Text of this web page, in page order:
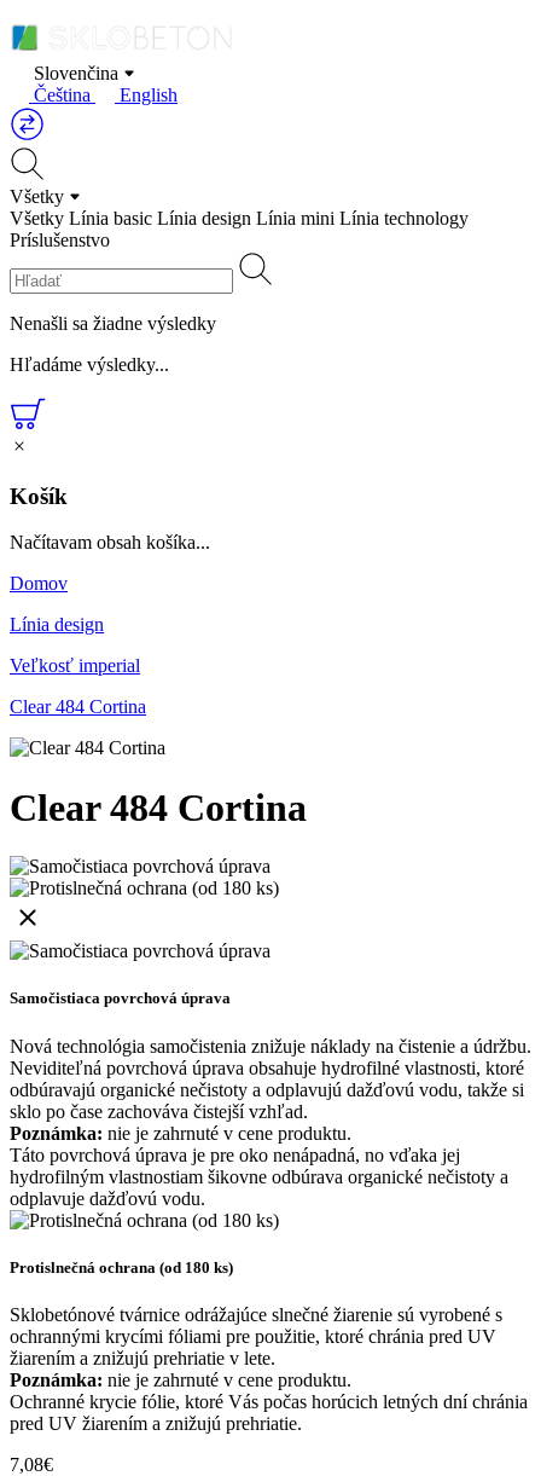
Slovenčina
Čeština
English
Všetky
Všetky Línia basic Línia design Línia mini Línia technology
Príslušenstvo
Nenašli sa žiadne výsledky
Hľadáme výsledky...
Košík
Načítavam obsah košíka...
Domov
Línia design
Veľkosť imperial
Clear 484 Cortina
Clear 484 Cortina
Samočistiaca povrchová úprava
Nová technológia samočistenia znižuje náklady na čistenie a údržbu.
Neviditeľná povrchová úprava obsahuje hydrofilné vlastnosti, ktoré
odbúravajú organické nečistoty a odplavujú dažďovú vodu, takže si
sklo po čase zachováva čistejší vzhľad.
Poznámka: nie je zahrnuté v cene produktu.
Táto povrchová úprava je pre oko nenápadná, no vďaka jej
hydrofilným vlastnostiam šikovne odbúrava organické nečistoty a
odplavuje dažďovú vodu.
Protislnečná ochrana (od 180 ks)
Sklobetónové tvárnice odrážajúce slnečné žiarenie sú vyrobené s
ochrannými krycími fóliami pre použitie, ktoré chránia pred UV
žiarením a znižujú prehriatie v lete.
Poznámka: nie je zahrnuté v cene produktu.
Ochranné krycie fólie, ktoré Vás počas horúcich letných dní chránia
pred UV žiarením a znižujú prehriatie.
7,08€